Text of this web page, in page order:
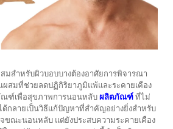
สมสำหรับผิวบอบบางต้องอาศัยการพิจารณา
ผสมที่ช่วยลดปฏิกิริยาภูมิแพ้และระคายเคือง
ฑ์เพื่อสุขภาพการนอนหลับผลิตภัณฑ์ที่ไม่
ด้กลายเป็นวิธีแก้ปัญหาที่สำคัญอย่างยิ่งสำหรับ
ณะนอนหลับ แต่ยังประสบความระคายเคือง